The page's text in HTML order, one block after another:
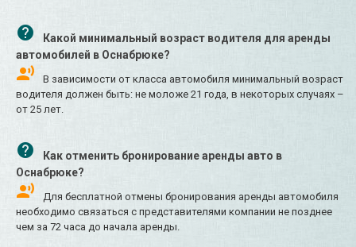
Какой минимальный возраст водителя для аренды
автомобилей в Оснабрюке?
В зависимости от класса автомобиля минимальный возраст
водителя должен быть: не моложе 21 года, в некоторых случаях –
от 25 лет.
Как отменить бронирование аренды авто в
Оснабрюке?
Для бесплатной отмены бронирования аренды автомобиля
необходимо связаться с представителями компании не позднее
чем за 72 часа до начала аренды.